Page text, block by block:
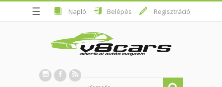
☰ Napló Belépés Regisztráció